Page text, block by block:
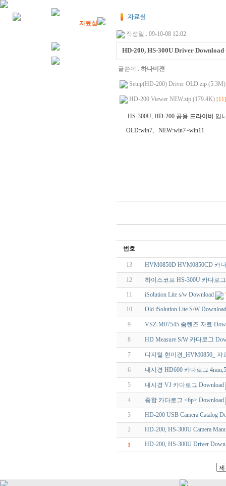
Digital Camera
자료실
작성일 : 09-10-08 12:02
HD-200, HS-300U Driver Download
글쓴이 : 하나비젼
Setup(HD-200) Driver OLD.zip (5.3M)
HD-200 Viewer NEW.zip (179.4K) [11]
HS-300U, HD-200 공용 드라이버 입
OLD:win7,NEW:win7~win11
번호
13 HVM0850D HVM0850CD 카
12 하이스코프 HS-300U 카다로
11 iSolution Lite s/w Download
10 Old iSolution Lite S/W Download
9 VSZ-M07545 줌렌즈 자료
8 HD Measure S/W 카다로그
7 디지털 현미경_HVM0850_ 자
6 내시경 HD600 카다로그
5 내시경 VJ 카다로그 Download
4 종합 카다로그 <6p> Download
3 HD-200 USB Camera Catalog
2 HD-200, HS-300U Camera
1 HD-200, HS-300U Driver